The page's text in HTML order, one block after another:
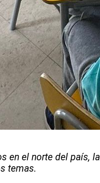
en el norte del país,
temas.